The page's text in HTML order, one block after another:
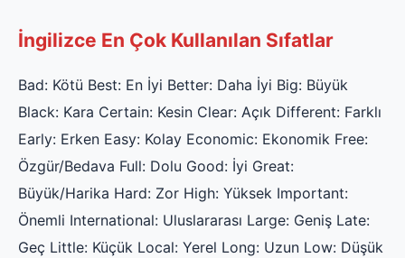
İngilizce En Çok Kullanılan Sıfatlar
Bad: Kötü Best: En İyi Better: Daha İyi Big: Büyük
Black: Kara Certain: Kesin Clear: Açık Different: Farklı
Early: Erken Easy: Kolay Economic: Ekonomik Free:
Özgür/Bedava Full: Dolu Good: İyi Great:
Büyük/Harika Hard: Zor High: Yüksek Important:
Önemli International: Uluslararası Large: Geniş Late:
Geç Little: Küçük Local: Yerel Long: Uzun Low: Düşük